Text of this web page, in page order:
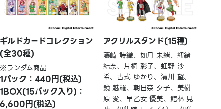
ギルドカードコレクション
(全30種)
※ランダム商品
1パック：440円(税込)
1BOX(15パック入り)：
6,600円(税込)
アクリルスタンド(15種)
藤崎 詩織、如月 未緒、紐緒
結奈、片桐 彩子、虹野 沙
希、古式 ゆかり、清川 望、
鏡 魅羅、朝日奈 夕子、美樹
原 愛、早乙女 優美、館林 見